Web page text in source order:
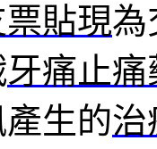
票貼現為
牙痛止痛
生的治